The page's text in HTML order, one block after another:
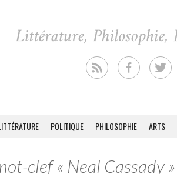
POLITIQUE PHILOSOPHIE ARTS
clef « Neal Cassady »